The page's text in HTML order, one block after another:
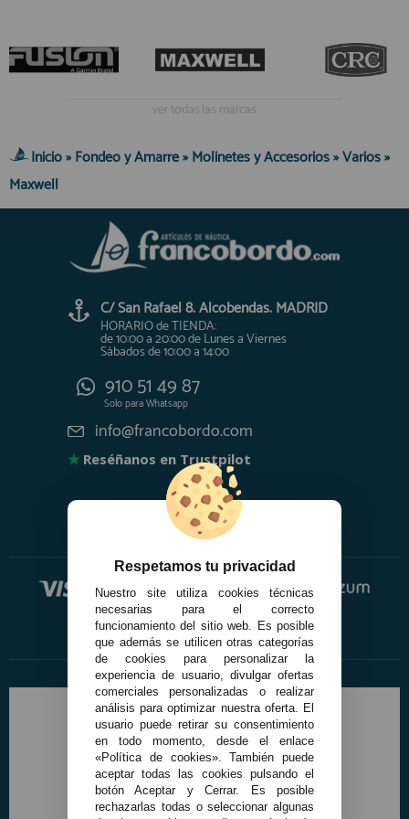
ver todas las marcas
Inicio»Fondeo y Amarre»Molinetes y Accesorios»Varios»
Maxwell
C/ San Rafael 8. Alcobendas. MADRID
HORARIO de TIENDA:
de 10:00 a 20:00 de Lunes a Viernes
Sábados de 10:00 a 14:00
910 51 49 87
Solo paraWhatsapp
info@francobordo.com
★ Reséñanos en Trustpilot
Respetamos tu privacidad
Nuestro site utiliza cookies técnicas
necesarias para el correcto
funcionamiento del sitio web. Es posible
que además se utilicen otras categorías
de cookies para personalizar la
experiencia de usuario, divulgar ofertas
comerciales personalizadas o realizar
análisis para optimizar nuestra oferta. El
usuario puede retirar su consentimiento
en todo momento, desde el enlace
«Política de cookies». También puede
aceptar todas las cookies pulsando el
botón Aceptar y Cerrar. Es posible
rechazarlas todas o seleccionar algunas